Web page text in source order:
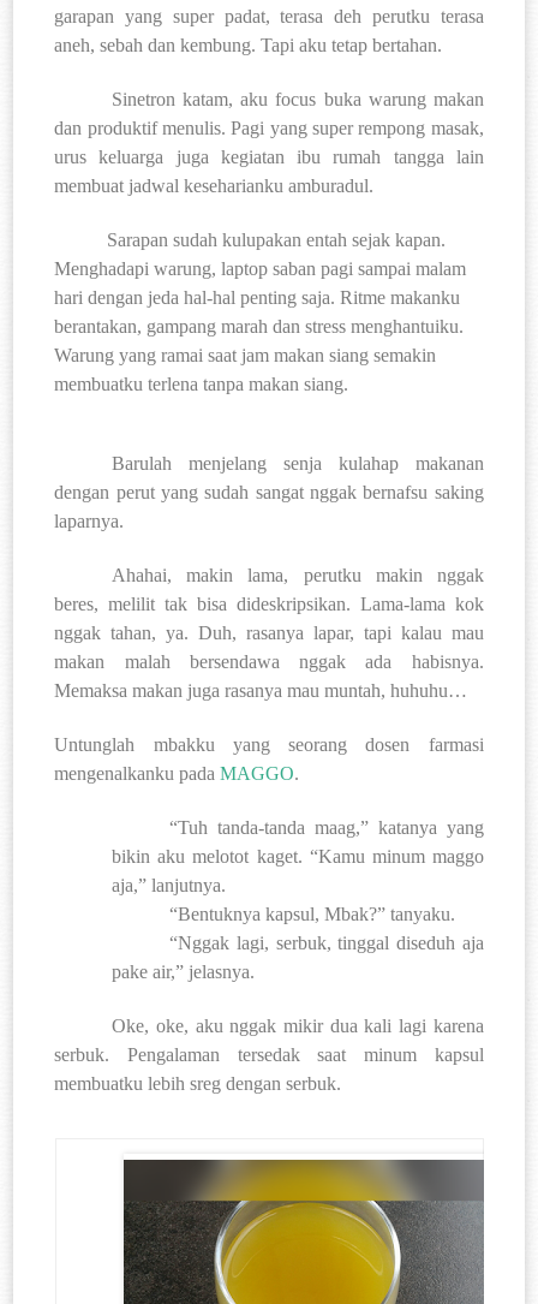
garapan yang super padat, terasa deh perutku terasa
aneh, sebah dan kembung. Tapi aku tetap bertahan.
Sinetron katam, aku focus buka warung makan
dan produktif menulis. Pagi yang super rempong masak,
urus keluarga juga kegiatan ibu rumah tangga lain
membuat jadwal keseharianku amburadul.
Sarapan sudah kulupakan entah sejak kapan.
Menghadapi warung, laptop saban pagi sampai malam
hari dengan jeda hal-hal penting saja. Ritme makanku
berantakan, gampang marah dan stress menghantuiku.
Warung yang ramai saat jam makan siang semakin
membuatku terlena tanpa makan siang.
Barulah menjelang senja kulahap makanan
dengan perut yang sudah sangat nggak bernafsu saking
laparnya.
Ahahai, makin lama, perutku makin nggak
beres, melilit tak bisa dideskripsikan. Lama-lama kok
nggak tahan, ya. Duh, rasanya lapar, tapi kalau mau
makan malah bersendawa nggak ada habisnya.
Memaksa makan juga rasanya mau muntah, huhuhu…
Untunglah mbakku yang seorang dosen farmasi
mengenalkanku padaMAGGO.
“Tuh tanda-tanda maag,” katanya yang
bikin aku melotot kaget. “Kamu minum maggo
aja,” lanjutnya.
“Bentuknya kapsul, Mbak?” tanyaku.
“Nggak lagi, serbuk, tinggal diseduh aja
pake air,” jelasnya.
Oke, oke, aku nggak mikir dua kali lagi karena
serbuk. Pengalaman tersedak saat minum kapsul
membuatku lebih sreg dengan serbuk.